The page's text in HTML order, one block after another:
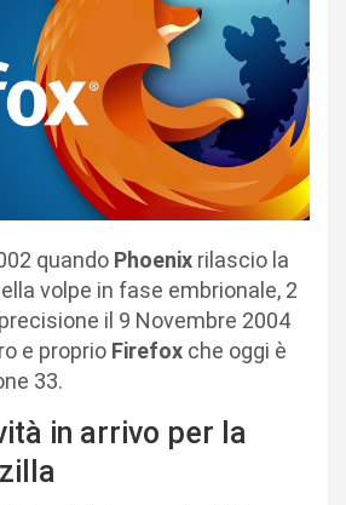
quando Phoenix rilascio la
volpe in fase embrionale, 2
il 9 Novembre 2004
e proprio Firefox che oggi è
33.
in arrivo per la